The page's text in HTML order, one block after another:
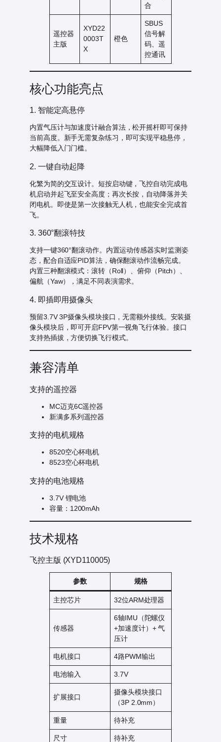
合
遥控器
主版
XYD22
0003T
X
橙色
SBUS
信号解
码、遥
控通讯
核心功能亮点
1. 智能定高悬停
内置气压计与加速度计融合算法，松开摇杆即可保持
当前高度。新手无需复杂练习，即可实现平稳悬停，
大幅降低入门门槛。
2. 一键自动起降
化繁为简的交互设计。短按启动键，飞控自动完成电
机启动并起飞至安全高度；再次长按，自动降落并关
闭电机。即使是第一次接触无人机，也能安全完成首
飞。
3. 360°翻滚特技
支持一键360°翻滚动作。内置运动传感器实时监测姿
态，配合自适应PID算法，确保翻滚动作流畅完成。
内置三种翻滚模式：滚转（Roll）、俯仰（Pitch）、
偏航（Yaw），满足不同表演需求。
4. 即插即用摄像头
预留3.7V 3P摄像头模块接口，无需额外接线。安装摄
像头模块后，即可开启FPV第一视角飞行体验。接口
支持热插拔，方便切换飞行模式。
兼容清单
支持的遥控器
MC迈克6C遥控器
新满多系列遥控器
支持的电机规格
8520空心杯电机
8523空心杯电机
支持的电池规格
3.7V 锂电池
容量：1200mAh
技术规格
飞控主版 (XYD110005)
参数 规格
主控芯片 32位ARM处理器
传感器
6轴IMU（陀螺仪
+加速度计）+ 气
压计
电机接口 4路PWM输出
电池输入 3.7V
扩展接口
摄像头模块接口
（3P 2.0mm）
重量 待补充
尺寸 待补充